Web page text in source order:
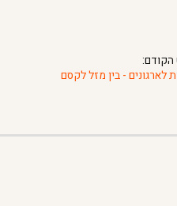
הקודם:
לארגונים - בין מזל לקסם